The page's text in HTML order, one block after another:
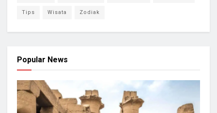
Tips Wisata Zodiak
Popular News